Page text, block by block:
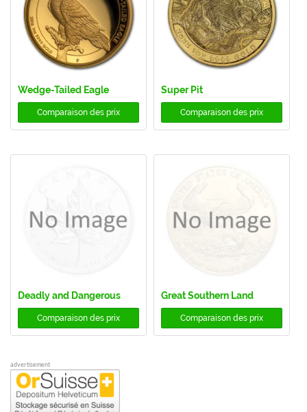
Wedge-Tailed Eagle
Comparaison des prix
Super Pit
Comparaison des prix
Deadly and Dangerous
Comparaison des prix
Great Southern Land
Comparaison des prix
advertisement